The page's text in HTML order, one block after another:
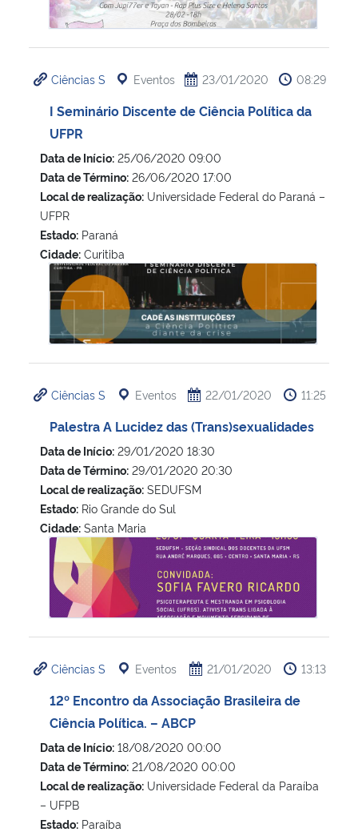
Ciências S Eventos 23/01/2020 08:29
I Seminário Discente de Ciência Política da
UFPR
Data de Início: 25/06/2020 09:00
Data de Término: 26/06/2020 17:00
Local de realização: Universidade Federal do Paraná –
UFPR
Estado: Paraná
Cidade: Curitiba
I Seminário Discente de Ciência Política da UFPR
Ciências S Eventos 22/01/2020 11:25
Palestra A Lucidez das (Trans)sexualidades
Data de Início: 29/01/2020 18:30
Data de Término: 29/01/2020 20:30
Local de realização: SEDUFSM
Estado: Rio Grande do Sul
Cidade: Santa Maria
Palestra A Lucidez das (Trans)sexualidades
Ciências S Eventos 21/01/2020 13:13
12º Encontro da Associação Brasileira de
Ciência Política. – ABCP
Data de Início: 18/08/2020 00:00
Data de Término: 21/08/2020 00:00
Local de realização: Universidade Federal da Paraíba
– UFPB
Estado: Paraíba